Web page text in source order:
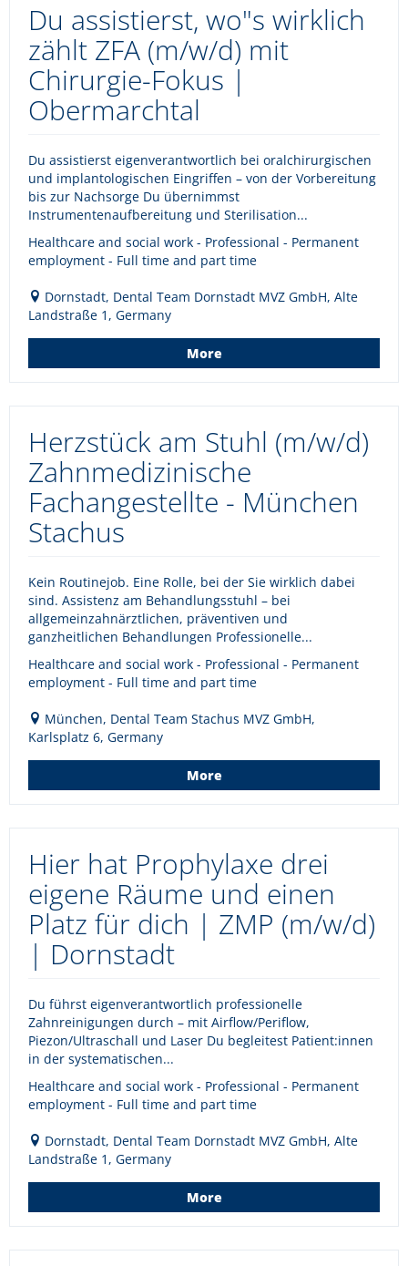
Du assistierst, wo"s wirklich
zählt ZFA (m/w/d) mit
Chirurgie-Fokus |
Obermarchtal
Du assistierst eigenverantwortlich bei oralchirurgischen
und implantologischen Eingriffen – von der Vorbereitung
bis zur Nachsorge Du übernimmst
Instrumentenaufbereitung und Sterilisation...
Healthcare and social work - Professional - Permanent
employment - Full time and part time
Dornstadt, Dental Team Dornstadt MVZ GmbH, Alte
Landstraße 1, Germany
More
Herzstück am Stuhl (m/w/d)
Zahnmedizinische
Fachangestellte - München
Stachus
Kein Routinejob. Eine Rolle, bei der Sie wirklich dabei
sind. Assistenz am Behandlungsstuhl – bei
allgemeinzahnärztlichen, präventiven und
ganzheitlichen Behandlungen Professionelle...
Healthcare and social work - Professional - Permanent
employment - Full time and part time
München, Dental Team Stachus MVZ GmbH,
Karlsplatz 6, Germany
More
Hier hat Prophylaxe drei
eigene Räume und einen
Platz für dich | ZMP (m/w/d)
| Dornstadt
Du führst eigenverantwortlich professionelle
Zahnreinigungen durch – mit Airflow/Periflow,
Piezon/Ultraschall und Laser Du begleitest Patient:innen
in der systematischen...
Healthcare and social work - Professional - Permanent
employment - Full time and part time
Dornstadt, Dental Team Dornstadt MVZ GmbH, Alte
Landstraße 1, Germany
More